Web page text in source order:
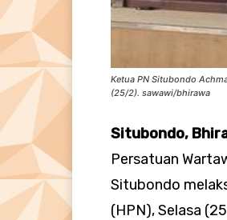
Ketua PN Situbondo
(25/2). sawawi/bhirawa
Situbondo,
Persatuan
Situbondo
(HPN), Selasa